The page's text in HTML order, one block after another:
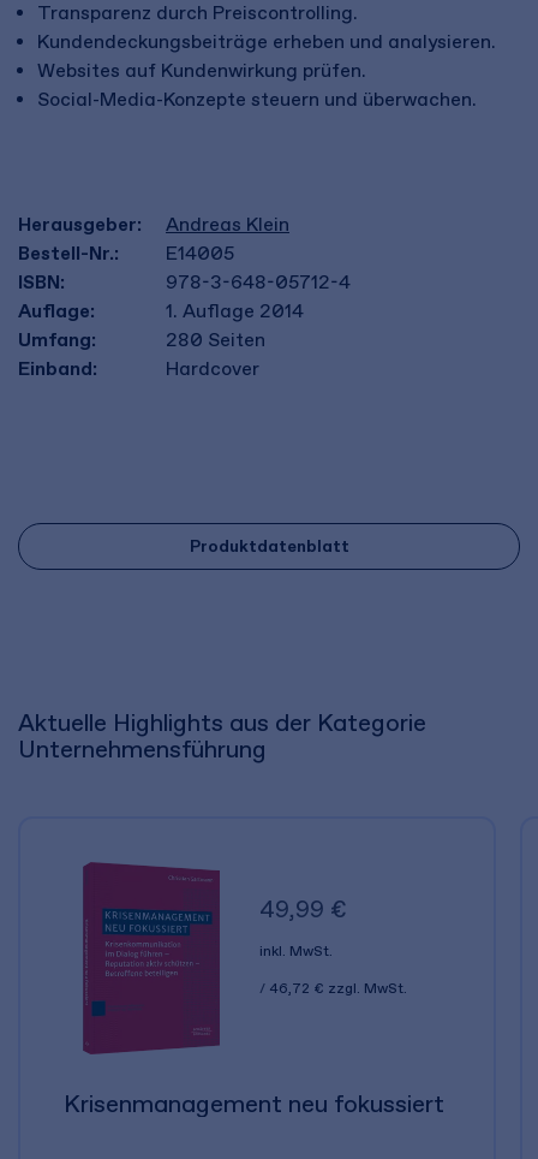
Transparenz durch Preiscontrolling.
Kundendeckungsbeiträge erheben und analysieren.
Websites auf Kundenwirkung prüfen.
Social-Media-Konzepte steuern und überwachen.
Herausgeber:
Andreas Klein
Bestell-Nr.:
E14005
ISBN:
978-3-648-05712-4
Auflage:
1. Auflage 2014
Umfang:
280 Seiten
Einband:
Hardcover
Produktdatenblatt
Aktuelle Highlights aus der Kategorie
Unternehmensführung
49,99 €
inkl. MwSt.
46,72 € zzgl. MwSt.
Krisenmanagement neu fokussiert